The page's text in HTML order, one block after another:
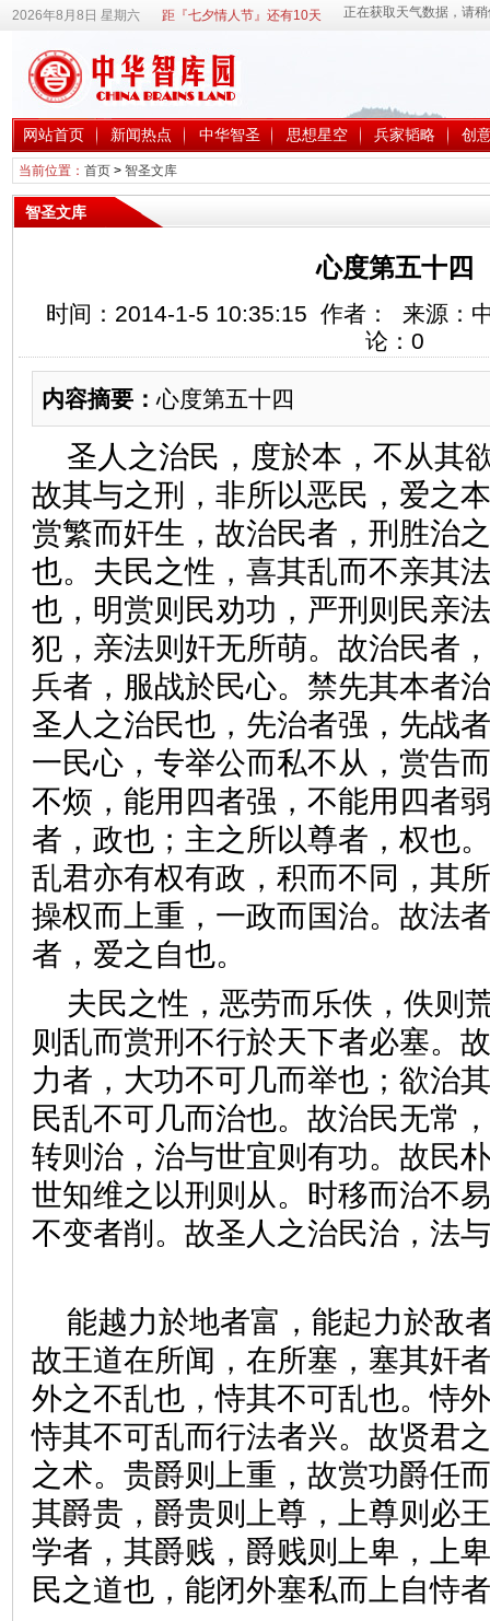
2026年8月8日 星期六 距『七夕情人节』还有10天
网站首页 新闻热点 中华智圣 思想星空 兵家韬略 创
当前位置： 首页> 智圣文库
智圣文库
心度第五十四
时间：2014-1-5 10:35:15 作者： 来源：
论： 0
内容摘要：心度第五十四
圣人之治民，度於本，不从其
故其与之刑，非所以恶民，爱之
赏繁而奸生，故治民者，刑胜治
也。夫民之性，喜其乱而不亲其
也，明赏则民劝功，严刑则民亲
犯，亲法则奸无所萌。故治民者
兵者，服战於民心。禁先其本者
圣人之治民也，先治者强，先战
一民心，专举公而私不从，赏告
不烦，能用四者强，不能用四者
者，政也；主之所以尊者，权也
乱君亦有权有政，积而不同，其
操权而上重，一政而国治。故法
者，爱之自也。
夫民之性，恶劳而乐佚，佚则
则乱而赏刑不行於天下者必塞。
力者，大功不可几而举也；欲治
民乱不可几而治也。故治民无常
转则治，治与世宜则有功。故民
世知维之以刑则从。时移而治不
不变者削。故圣人之治民治，法
能越力於地者富，能起力於敌
故王道在所闻，在所塞，塞其奸
外之不乱也，恃其不可乱也。恃
恃其不可乱而行法者兴。故贤君
之术。贵爵则上重，故赏功爵任
其爵贵，爵贵则上尊，上尊则必
学者，其爵贱，爵贱则上卑，上
民之道也，能闭外塞私而上自恃